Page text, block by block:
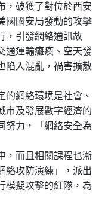
，破獲了對位於西安
國國安局發動的攻擊
，引發網絡通訊故
通運輸癱瘓、空天發
陷入混亂，禍害擴散
網絡環境是社會、
市及發展數字經濟的
努力，「網絡安全為
，而且相關課程也漸
絡攻防演練」，派出
模擬攻擊的紅隊，為